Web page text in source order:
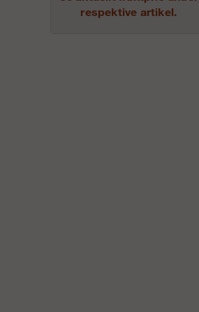
respektive artikel.